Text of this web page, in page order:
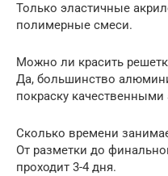
Только эластичные
полимерные смеси.
Можно ли красить
Да, большинство
покраску
Сколько времени
От разметки до
проходит 3-4 дня.